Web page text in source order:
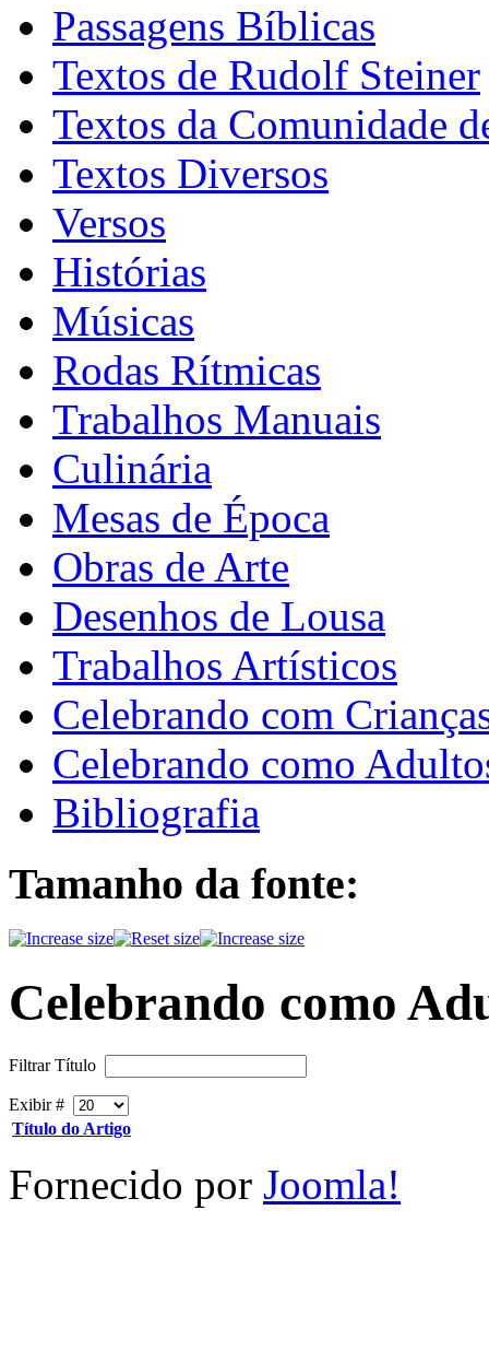
Passagens Bíblicas
Textos de Rudolf Steiner
Textos da Comunidade
Textos Diversos
Versos
Histórias
Músicas
Rodas Rítmicas
Trabalhos Manuais
Culinária
Mesas de Época
Obras de Arte
Desenhos de Lousa
Trabalhos Artísticos
Celebrando com
Celebrando como
Bibliografia
Tamanho da fonte:
Celebrando como
Filtrar Título
Exibir #
Título do Artigo
Fornecido por Joomla!